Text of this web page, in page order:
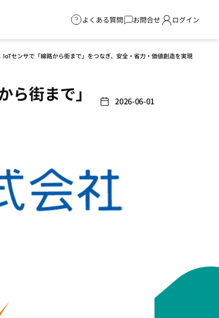
よくある質問 お問合せ ログイン
センサで「線路から街まで」をつなぎ、安全・省力・価値創造を実現
街まで」 2026-06-01